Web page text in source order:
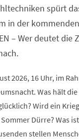
spürt
in der
– Wer deutet die
2026, 16 Uhr, im
Was hält
Wird ein
Dürre? Was
stellen